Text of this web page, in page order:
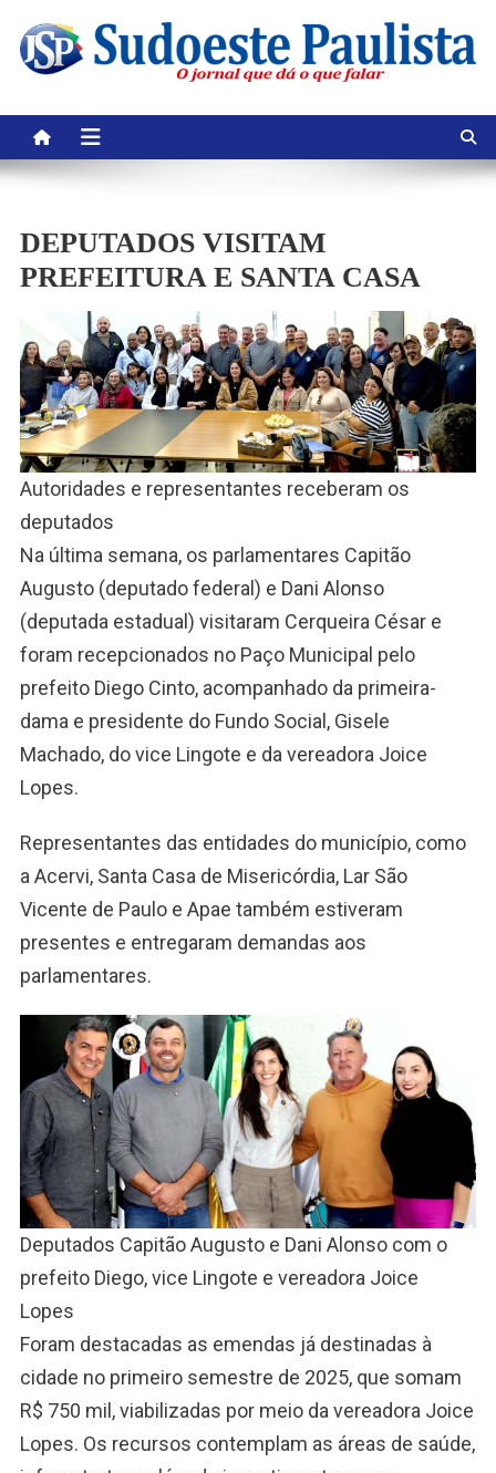
content
DEPUTADOS VISITAM
PREFEITURA E SANTA CASA
Autoridades e representantes receberam os
deputados
Na última semana, os parlamentares Capitão
Augusto (deputado federal) e Dani Alonso
(deputada estadual) visitaram Cerqueira César e
foram recepcionados no Paço Municipal pelo
prefeito Diego Cinto, acompanhado da primeira-
dama e presidente do Fundo Social, Gisele
Machado, do vice Lingote e da vereadora Joice
Lopes.
Representantes das entidades do município, como
a Acervi, Santa Casa de Misericórdia, Lar São
Vicente de Paulo e Apae também estiveram
presentes e entregaram demandas aos
parlamentares.
Deputados Capitão Augusto e Dani Alonso com o
prefeito Diego, vice Lingote e vereadora Joice
Lopes
Foram destacadas as emendas já destinadas à
cidade no primeiro semestre de 2025, que somam
R$ 750 mil, viabilizadas por meio da vereadora Joice
Lopes. Os recursos contemplam as áreas de saúde,